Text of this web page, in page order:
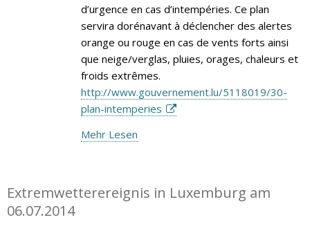
d’urgence en cas d’intempéries. Ce plan
servira dorénavant à déclencher des alertes
orange ou rouge en cas de vents forts ainsi
que neige/verglas, pluies, orages, chaleurs et
froids extrêmes.
http://www.gouvernement.lu/5118019/30-
plan-intemperies
Mehr Lesen
Extremwetterereignis in Luxemburg am
06.07.2014